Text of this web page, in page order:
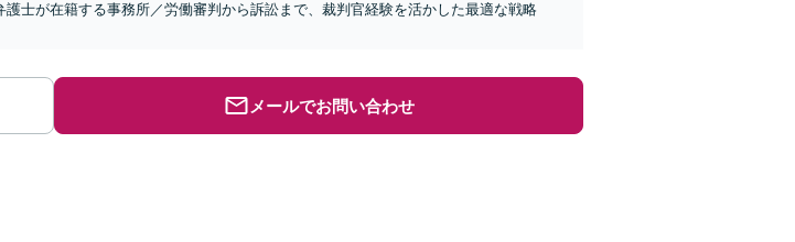
士が在籍する事務所／労働審判から訴訟まで、裁判官経験を活かした最適な戦略
メールでお問い合わせ